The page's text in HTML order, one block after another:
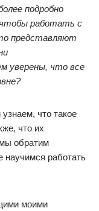
подробно
работать с
представляют
уверены, что все
что такое
что их
обратим
научимся работать
моими